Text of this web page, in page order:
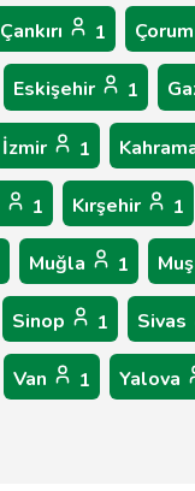
Çankırı 1 Çorum
Eskişehir 1
İzmir 1
1 Kırşehir 1
Muğla 1 Muş
Sinop 1 Sivas
Van 1 Yalova